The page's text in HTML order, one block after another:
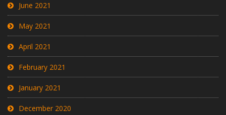
June 2021
May 2021
April 2021
February 2021
January 2021
December 2020